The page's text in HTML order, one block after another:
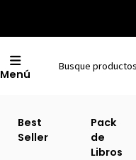
Menú
Best
Seller
Pack
de
Libros